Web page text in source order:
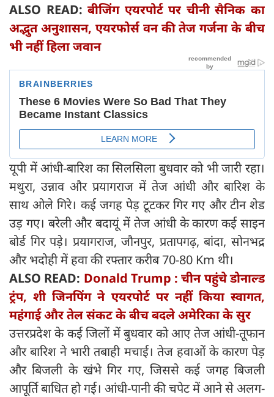
ALSO READ:बीजिंग एयरपोर्ट पर चीनी सैनिक का
अद्भुत अनुशासन, एयरफोर्स वन की तेज गर्जना के बीच
भी नहीं हिला जवान
यूपी में आंधी-बारिश का सिलसिला बुधवार को भी जारी रहा।
मथुरा, उन्नाव और प्रयागराज में तेज आंधी और बारिश के
साथ ओले गिरे। कई जगह पेड़ टूटकर गिर गए और टीन शेड
उड़ गए। बरेली और बदायूं में तेज आंधी के कारण कई साइन
बोर्ड गिर पड़े। प्रयागराज, जौनपुर, प्रतापगढ़, बांदा, सोनभद्र
और भदोही में हवा की रफ्तार करीब 70-80 Km थी।
ALSO READ: Donald Trump : चीन पहुंचे डोनाल्ड
ट्रंप, शी जिनपिंग ने एयरपोर्ट पर नहीं किया स्वागत,
महंगाई और तेल संकट के बीच बदले अमेरिका के सुर
उत्तरप्रदेश के कई जिलों में बुधवार को आए तेज आंधी-तूफान
और बारिश ने भारी तबाही मचाई। तेज हवाओं के कारण पेड़
और बिजली के खंभे गिर गए, जिससे कई जगह बिजली
आपूर्ति बाधित हो गई। आंधी-पानी की चपेट में आने से अलग-